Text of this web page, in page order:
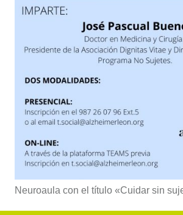
Neuroaula con el título «Cuidar sin